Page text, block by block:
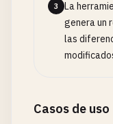
3
La
genera un
las
Casos de uso